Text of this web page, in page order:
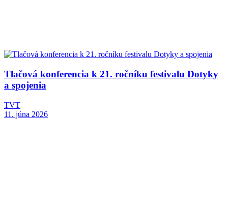
Tlačová konferencia k 21. ročníku festivalu Dotyky
a spojenia
TVT
11. júna 2026